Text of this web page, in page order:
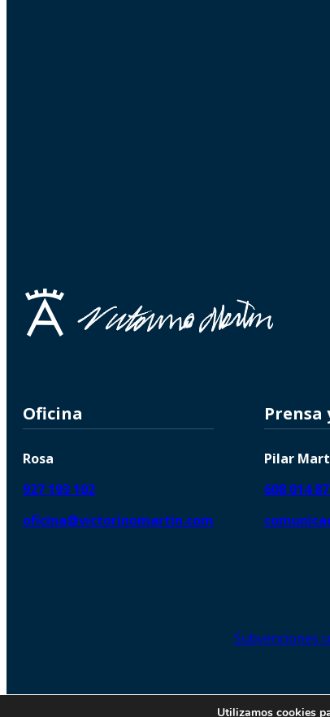
Oficina
Rosa
927 193 102
oficina@victorinomartin.com
Prensa
Pilar
608 014
Subvenciones
© 2026 Copyright © |
Utilizamos cookies